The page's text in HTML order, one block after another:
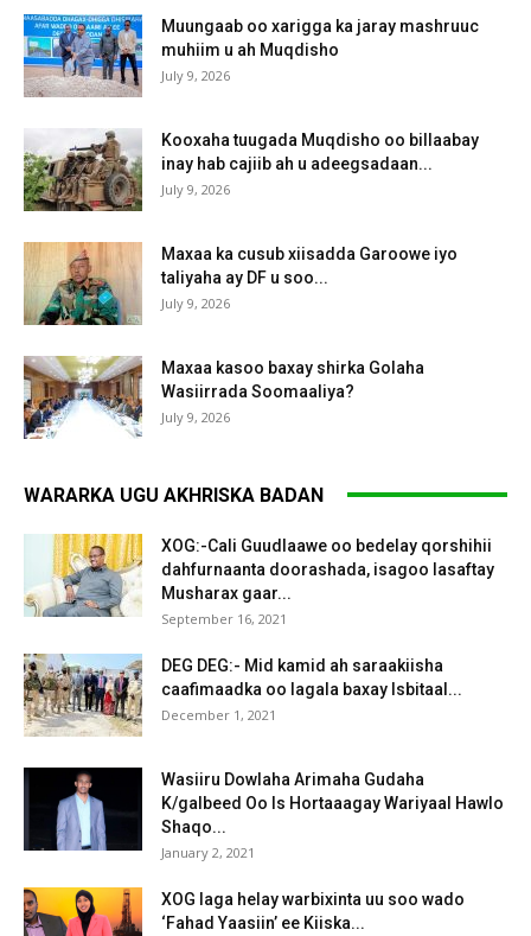
Muungaab oo xarigga ka jaray mashruuc
muhiim u ah Muqdisho
July 9, 2026
Kooxaha tuugada Muqdisho oo billaabay
inay hab cajiib ah u adeegsadaan...
July 9, 2026
Maxaa ka cusub xiisadda Garoowe iyo
taliyaha ay DF u soo...
July 9, 2026
Maxaa kasoo baxay shirka Golaha
Wasiirrada Soomaaliya?
July 9, 2026
WARARKA UGU AKHRISKA BADAN
XOG:-Cali Guudlaawe oo bedelay qorshihii
dahfurnaanta doorashada, isagoo lasaftay
Musharax gaar...
September 16, 2021
DEG DEG:- Mid kamid ah saraakiisha
caafimaadka oo lagala baxay Isbitaal...
December 1, 2021
Wasiiru Dowlaha Arimaha Gudaha
K/galbeed Oo Is Hortaaagay Wariyaal Hawlo
Shaqo...
January 2, 2021
XOG laga helay warbixinta uu soo wado
‘Fahad Yaasiin’ ee Kiiska...